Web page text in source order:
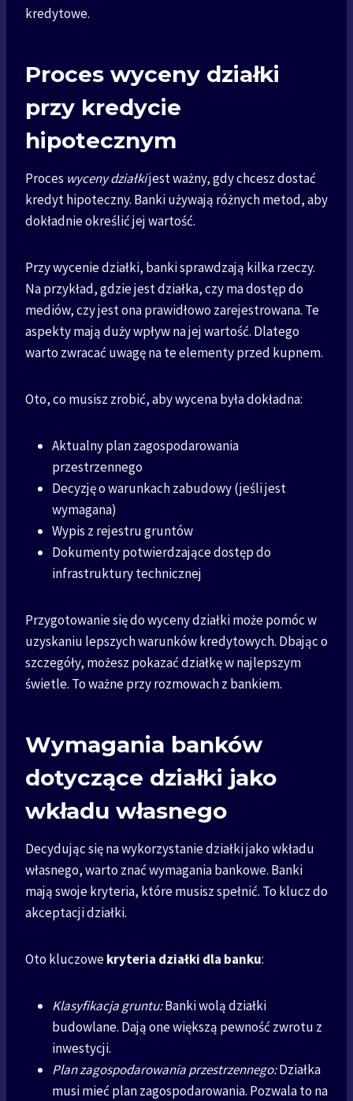
kredytowe.
Proces wyceny działki
przy kredycie
hipotecznym
Proces wyceny działkijest ważny, gdy chcesz dostać
kredyt hipoteczny. Banki używają różnych metod, aby
dokładnie określić jej wartość.
Przy wycenie działki, banki sprawdzają kilka rzeczy.
Na przykład, gdzie jest działka, czy ma dostęp do
mediów, czy jest ona prawidłowo zarejestrowana. Te
aspekty mają duży wpływ na jej wartość. Dlatego
warto zwracać uwagę na te elementy przed kupnem.
Oto, co musisz zrobić, aby wycena była dokładna:
Aktualny plan zagospodarowania
przestrzennego
Decyzję o warunkach zabudowy (jeśli jest
wymagana)
Wypis z rejestru gruntów
Dokumenty potwierdzające dostęp do
infrastruktury technicznej
Przygotowanie się do wyceny działki może pomóc w
uzyskaniu lepszych warunków kredytowych. Dbając o
szczegóły, możesz pokazać działkę w najlepszym
świetle. To ważne przy rozmowach z bankiem.
Wymagania banków
dotyczące działki jako
wkładu własnego
Decydując się na wykorzystanie działki jako wkładu
własnego, warto znać wymagania bankowe. Banki
mają swoje kryteria, które musisz spełnić. To klucz do
akceptacji działki.
Oto kluczowekryteria działki dla banku:
Klasyfikacja gruntu:Banki wolą działki
budowlane. Dają one większą pewność zwrotu z
inwestycji.
Plan zagospodarowania przestrzennego:Działka
musi mieć plan zagospodarowania. Pozwala to na